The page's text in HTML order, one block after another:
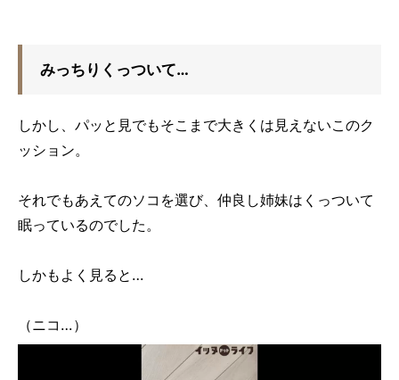
みっちりくっついて…
しかし、パッと見でもそこまで大きくは見えないこのク
ッション。
それでもあえてのソコを選び、仲良し姉妹はくっついて
眠っているのでした。
しかもよく見ると…
（ニコ…）